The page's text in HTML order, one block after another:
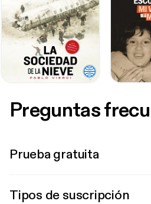
Preguntas
Prueba gratuita
Tipos de suscripción